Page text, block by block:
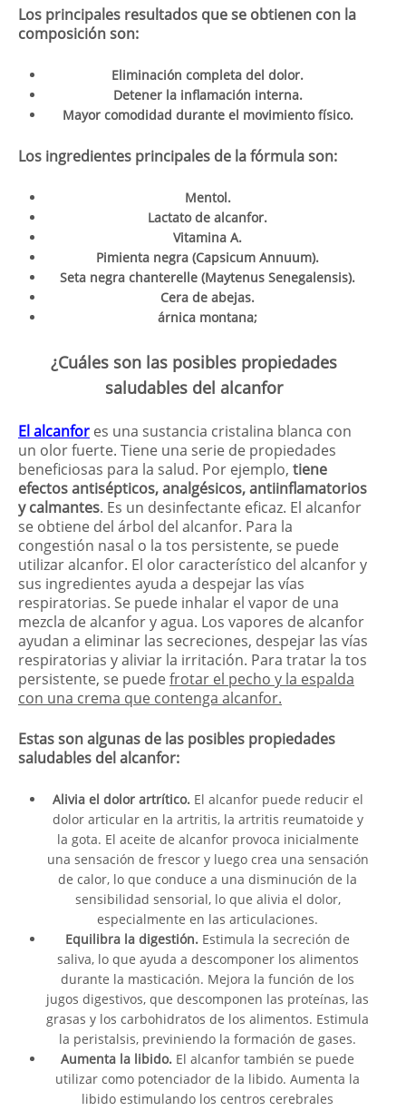
Los principales resultados que se obtienen con la
composición son:
Eliminación completa del dolor.
Detener la inflamación interna.
Mayor comodidad durante el movimiento físico.
Los ingredientes principales de la fórmula son:
Mentol.
Lactato de alcanfor.
Vitamina A.
Pimienta negra (Capsicum Annuum).
Seta negra chanterelle (Maytenus Senegalensis).
Cera de abejas.
árnica montana;
¿Cuáles son las posibles propiedades
saludables del alcanfor
El alcanfor es una sustancia cristalina blanca con
un olor fuerte. Tiene una serie de propiedades
beneficiosas para la salud. Por ejemplo, tiene
efectos antisépticos, analgésicos, antiinflamatorios
y calmantes. Es un desinfectante eficaz. El alcanfor
se obtiene del árbol del alcanfor. Para la
congestión nasal o la tos persistente, se puede
utilizar alcanfor. El olor característico del alcanfor y
sus ingredientes ayuda a despejar las vías
respiratorias. Se puede inhalar el vapor de una
mezcla de alcanfor y agua. Los vapores de alcanfor
ayudan a eliminar las secreciones, despejar las vías
respiratorias y aliviar la irritación. Para tratar la tos
persistente, se puedefrotar el pecho y la espalda
con una crema que contenga alcanfor.
Estas son algunas de las posibles propiedades
saludables del alcanfor:
Alivia el dolor artrítico.El alcanfor puede reducir el
dolor articular en la artritis, la artritis reumatoide y
la gota. El aceite de alcanfor provoca inicialmente
una sensación de frescor y luego crea una sensación
de calor, lo que conduce a una disminución de la
sensibilidad sensorial, lo que alivia el dolor,
especialmente en las articulaciones.
Equilibra la digestión. Estimula la secreción de
saliva, lo que ayuda a descomponer los alimentos
durante la masticación. Mejora la función de los
jugos digestivos, que descomponen las proteínas, las
grasas y los carbohidratos de los alimentos. Estimula
la peristalsis, previniendo la formación de gases.
Aumenta la libido. El alcanfor también se puede
utilizar como potenciador de la libido. Aumenta la
libido estimulando los centros cerebrales